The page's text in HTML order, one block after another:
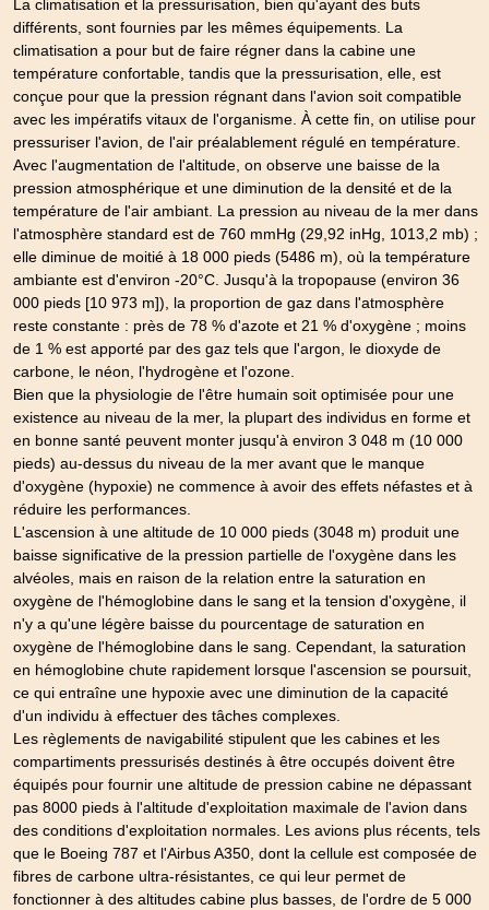
La climatisation et la pressurisation, bien qu'ayant des buts
différents, sont fournies par les mêmes équipements. La
climatisation a pour but de faire régner dans la cabine une
température confortable, tandis que la pressurisation, elle, est
conçue pour que la pression régnant dans l'avion soit compatible
avec les impératifs vitaux de l'organisme. À cette fin, on utilise pour
pressuriser l'avion, de l'air préalablement régulé en température.
Avec l'augmentation de l'altitude, on observe une baisse de la
pression atmosphérique et une diminution de la densité et de la
température de l'air ambiant. La pression au niveau de la mer dans
l'atmosphère standard est de 760 mmHg (29,92 inHg, 1013,2 mb) ;
elle diminue de moitié à 18 000 pieds (5486 m), où la température
ambiante est d'environ -20°C. Jusqu'à la tropopause (environ 36
000 pieds [10 973 m]), la proportion de gaz dans l'atmosphère
reste constante : près de 78 % d'azote et 21 % d'oxygène ; moins
de 1 % est apporté par des gaz tels que l'argon, le dioxyde de
carbone, le néon, l'hydrogène et l'ozone.
Bien que la physiologie de l'être humain soit optimisée pour une
existence au niveau de la mer, la plupart des individus en forme et
en bonne santé peuvent monter jusqu'à environ 3 048 m (10 000
pieds) au-dessus du niveau de la mer avant que le manque
d'oxygène (hypoxie) ne commence à avoir des effets néfastes et à
réduire les performances.
L'ascension à une altitude de 10 000 pieds (3048 m) produit une
baisse significative de la pression partielle de l'oxygène dans les
alvéoles, mais en raison de la relation entre la saturation en
oxygène de l'hémoglobine dans le sang et la tension d'oxygène, il
n'y a qu'une légère baisse du pourcentage de saturation en
oxygène de l'hémoglobine dans le sang. Cependant, la saturation
en hémoglobine chute rapidement lorsque l'ascension se poursuit,
ce qui entraîne une hypoxie avec une diminution de la capacité
d'un individu à effectuer des tâches complexes.
Les règlements de navigabilité stipulent que les cabines et les
compartiments pressurisés destinés à être occupés doivent être
équipés pour fournir une altitude de pression cabine ne dépassant
pas 8000 pieds à l'altitude d'exploitation maximale de l'avion dans
des conditions d'exploitation normales. Les avions plus récents, tels
que le Boeing 787 et l'Airbus A350, dont la cellule est composée de
fibres de carbone ultra-résistantes, ce qui leur permet de
fonctionner à des altitudes cabine plus basses, de l'ordre de 5 000